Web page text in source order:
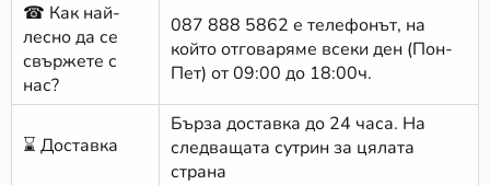
☎ Как най-
лесно да се
свържете с
нас?
087 888 5862 е телефонът, на
който отговаряме всеки ден (Пон-
Пет) от 09:00 до 18:00ч.
⌛ Доставка
Бърза доставка до 24 часа. На
следващата сутрин за цялата
страна